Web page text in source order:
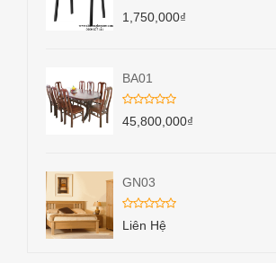
1,750,000₫
BA01
45,800,000₫
GN03
Liên Hệ